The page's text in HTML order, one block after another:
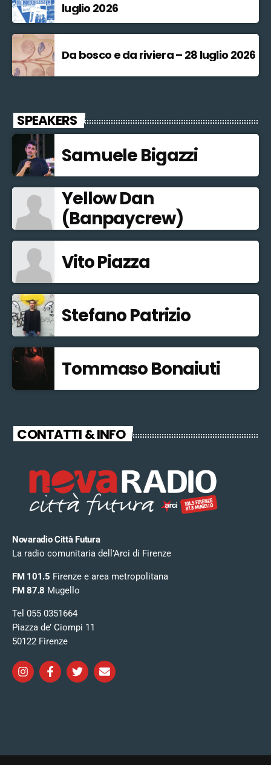
luglio 2026
Da bosco e da riviera – 28 luglio 2026
SPEAKERS
Samuele Bigazzi
Yellow Dan
(Banpaycrew)
Vito Piazza
Stefano Patrizio
Tommaso Bonaiuti
CONTATTI & INFO
Novaradio Città Futura
La radio comunitaria dell’Arci di Firenze
FM 101.5 Firenze e area metropolitana
FM 87.8 Mugello
Tel 055 0351664
Piazza de’ Ciompi 11
50122 Firenze